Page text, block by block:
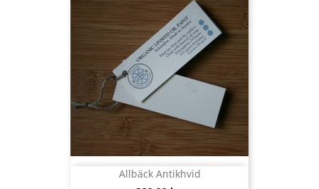
Allbäck Antikhvid